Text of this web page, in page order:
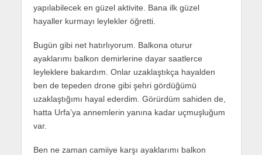
yapılabilecek en güzel aktivite. Bana ilk güzel
hayaller kurmayı leylekler öğretti.
Bugün gibi net hatırlıyorum. Balkona oturur
ayaklarımı balkon demirlerine dayar saatlerce
leyleklere bakardım. Onlar uzaklaştıkça hayalden
ben de tepeden drone gibi şehri gördüğümü
uzaklaştığımı hayal ederdim. Görürdüm sahiden de,
hatta Urfa’ya annemlerin yanına kadar uçmuşluğum
var.
Ben ne zaman camiiye karşı ayaklarımı balkon